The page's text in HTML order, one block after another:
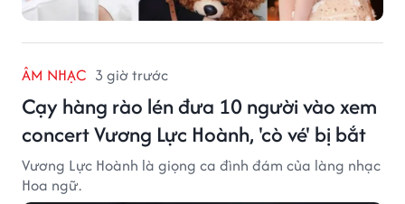
ÂM NHẠC 3 giờ trước
Cạy hàng rào lén đưa 10 người vào xem
concert Vương Lực Hoành, 'cò vé' bị bắt
Vương Lực Hoành là giọng ca đình đám của làng nhạc
Hoa ngữ.